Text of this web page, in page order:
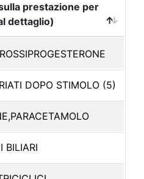
prestazione per
dettaglio)
DOPO STIMOLO (5)
BILIARI